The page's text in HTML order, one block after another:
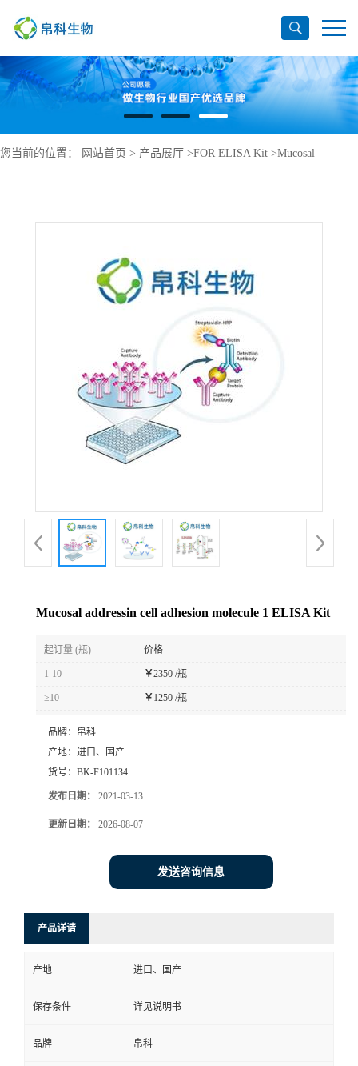
您当前的位置： 网站首页 > 产品展厅 >FOR ELISA Kit >Mucosal
Mucosal addressin cell adhesion molecule 1 ELISA Kit
起订量 (瓶) 价格
1-10 ￥2350 /瓶
≥10 ￥ 1250 /瓶
品牌： 帛科
产地： 进口、国产
货号： BK-F101134
发布日期： 2021-03-13
更新日期： 2026-08-07
发送咨询信息
产品详请
产地 进口、国产
保存条件 详见说明书
品牌 帛科